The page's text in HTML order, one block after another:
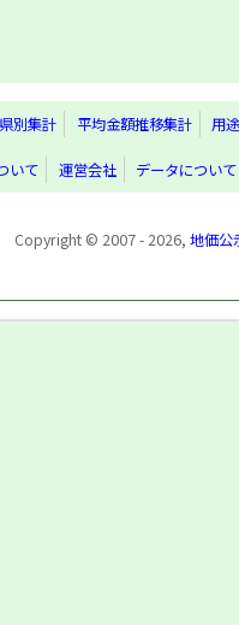
別集計 平均金額推移集計 用
いて 運営会社 データについて
Copyright © 2007 - 2026, 地価公